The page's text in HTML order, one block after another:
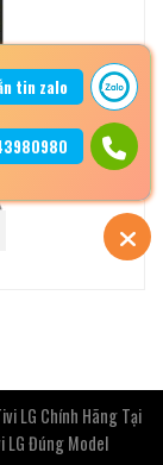
LG Chính Hãng Tại
LG Đúng Model
tin zalo